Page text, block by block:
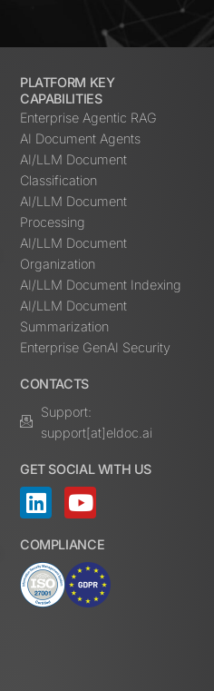
PLATFORM KEY
CAPABILITIES
Enterprise Agentic RAG
AI Document Agents
AI/LLM Document
Classification
AI/LLM Document
Processing
AI/LLM Document
Organization
AI/LLM Document Indexing
AI/LLM Document
Summarization
Enterprise GenAI Security
CONTACTS
Support:
support[at]eldoc.ai
GET SOCIAL WITH US
COMPLIANCE